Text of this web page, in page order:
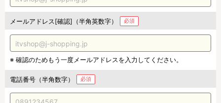
メールアドレス[確認]（半角英数字） 必須
※ 確認のためもう一度メールアドレスを入力してください。
電話番号（半角数字） 必須